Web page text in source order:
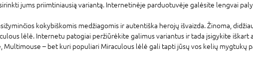
jums priimtiniausią variantą. Internetinėje parduotuvėje galėsite lengvai
kokybiškomis medžiagomis ir autentiška herojų išvaizda. Žinoma,
lėlė. Internetu patogiai peržiūrėkite galimus variantus ir tada įsigykite iškart
Multimouse – bet kuri populiari Miraculous lėlė gali tapti jūsų vos kelių mygtukų